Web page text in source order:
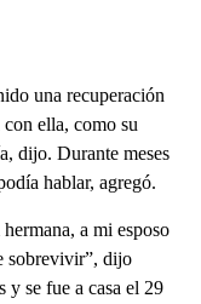
una recuperación
ella, como su
dijo. Durante meses
hablar, agregó.
a mi esposo
sobrevivir”, dijo
y se fue a casa el 29